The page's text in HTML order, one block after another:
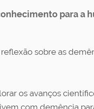
para a
sobre as
os avanços
com demência